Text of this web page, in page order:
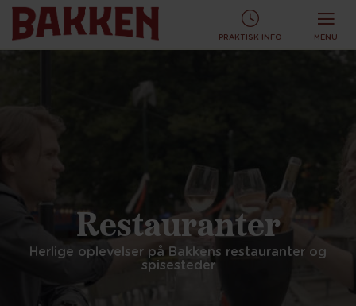
Restauranter
Herlige oplevelser på Bakkens restauranter og
spisesteder
PRAKTISK INFO MENU
KØB TURBÅND ONLINE OG SPAR! KØB ONLINE